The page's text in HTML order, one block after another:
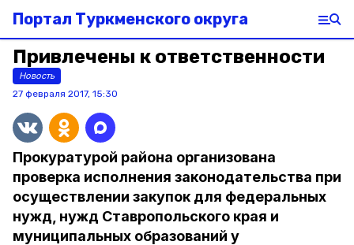
Портал Туркменского округа
Привлечены к ответственности
Новость
27 февраля 2017, 15:30
Прокуратурой района организована
проверка исполнения законодательства при
осуществлении закупок для федеральных
нужд, нужд Ставропольского края и
муниципальных образований у